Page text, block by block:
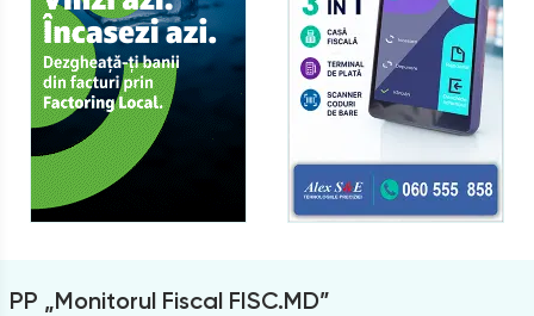
PP „Monitorul Fiscal FISC.MD”